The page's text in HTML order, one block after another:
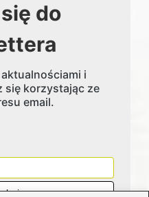
do
i
się korzystając ze
email.